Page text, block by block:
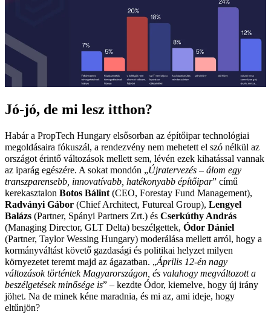
Jó-jó, de mi lesz itthon?
Habár a PropTech Hungary elsősorban az építőipar technológiai
megoldásaira fókuszál, a rendezvény nem mehetett el szó nélkül az
országot érintő változások mellett sem, lévén ezek kihatással vannak
az iparág egészére. A sokat mondón „Újratervezés – álom egy
transzparensebb, innovatívabb, hatékonyabb építőipar” című
kerekasztalon Botos Bálint (CEO, Forestay Fund Management),
Radványi Gábor (Chief Architect, Futureal Group), Lengyel
Balázs (Partner, Spányi Partners Zrt.) és Cserkúthy András
(Managing Director, GLT Delta) beszélgettek, Ódor Dániel
(Partner, Taylor Wessing Hungary) moderálása mellett arról, hogy a
kormányváltást követő gazdasági és politikai helyzet milyen
környezetet teremt majd az ágazatban. „Április 12-én nagy
változások történtek Magyarországon, és valahogy megváltozott a
beszélgetések minősége is” – kezdte Ódor, kiemelve, hogy új irány
jöhet. Na de minek kéne maradnia, és mi az, ami ideje, hogy
eltűnjön?